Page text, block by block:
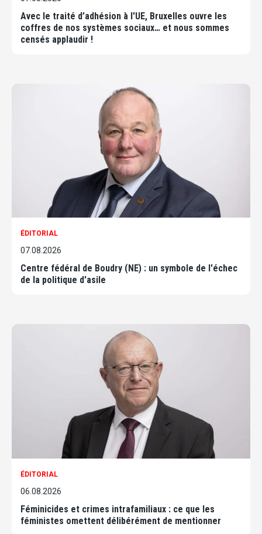
Avec le traité d’adhésion à l'UE, Bruxelles ouvre les
coffres de nos systèmes sociaux… et nous sommes
censés applaudir !
ÉDITORIAL
07.08.2026
Centre fédéral de Boudry (NE) : un symbole de l'échec
de la politique d'asile
ÉDITORIAL
06.08.2026
Féminicides et crimes intrafamiliaux : ce que les
féministes omettent délibérément de mentionner